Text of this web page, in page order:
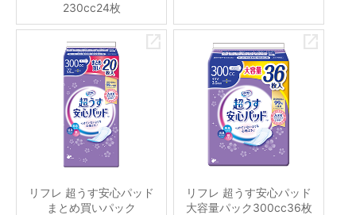
230cc24枚
リフレ 超うす安心パッド
まとめ買いパック
リフレ 超うす安心パッド
大容量パック300cc36枚